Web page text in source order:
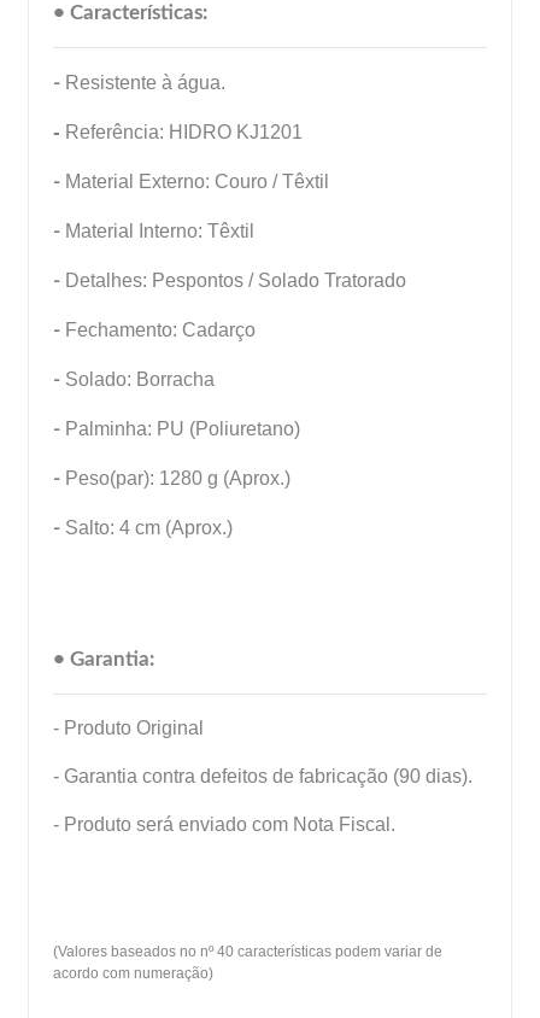
• Características:
- Resistente à água.
- Referência: HIDRO KJ1201
- Material Externo: Couro / Têxtil
- Material Interno: Têxtil
- Detalhes: Pespontos / Solado Tratorado
- Fechamento: Cadarço
- Solado: Borracha
- Palminha: PU (Poliuretano)
- Peso(par): 1280 g (Aprox.)
- Salto: 4 cm (Aprox.)
• Garantia:
- Produto Original
- Garantia contra defeitos de fabricação (90 dias).
- Produto será enviado com Nota Fiscal.
(Valores baseados no nº 40 características podem variar de
acordo com numeração)